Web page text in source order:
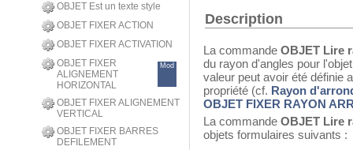
OBJET Est un texte style
OBJET FIXER ACTION
OBJET FIXER ACTIVATION
OBJET FIXER
ALIGNEMENT
HORIZONTAL
Mod
OBJET FIXER ALIGNEMENT
VERTICAL
OBJET FIXER BARRES
DEFILEMENT
Description
La commande OBJET Lire
du rayon d'angles pour
valeur peut avoir été définie
propriété (cf. Rayon
OBJET FIXER RAYON
La commande OBJET Lire
objets formulaires suivants :